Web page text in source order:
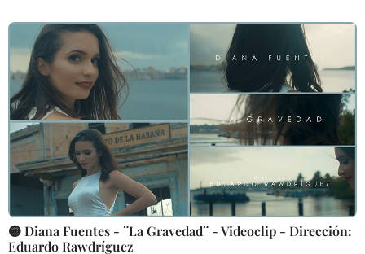
🟡 Diana Fuentes - ¨La Gravedad¨ - Videoclip - Dirección:
Eduardo Rawdríguez